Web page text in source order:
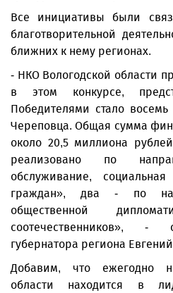
Все инициативы были
благотворительной
ближних к нему регионах.
- НКО Вологодской области
в этом конкурсе,
Победителями стало
Череповца. Общая сумма
около 20,5 миллиона
реализовано по
обслуживание,
граждан», два - по
общественной
соотечественников», -
губернатора региона
Добавим, что ежегодно
области находится в